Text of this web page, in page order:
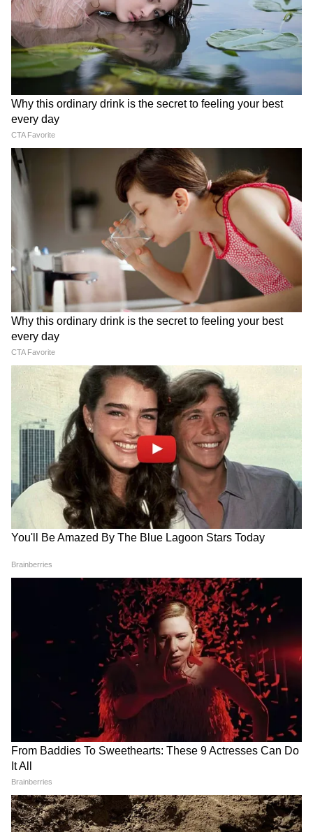
मुख्य संदेश: क्यों गुजरातवासियों ने इतना बड़ा योगदान
किया?
प्रधानमंत्री मोदी की विजनरी लीडरशिप और 24 साल के
सतत विकास कार्य का सम्मान।
आत्मनिर्भर भारत और स्वदेशी को बढ़ावा देने का जनता
में जागरूकता।
युवा, किसान और महिला शक्ति को देश के विकास में
जोड़ना।
स्वदेशी वस्तुओं को अपनाकर लोकल अर्थव्यवस्था और
रोजगार सृजन को सशक्त बनाना।
मुख्यमंत्री भूपेंद्र पटेल और सहकारिता मंत्री जगदीश
विश्वकर्मा ने सभी नागरिकों से आगामी त्योहारों में स्वदेशी
खरीदारी को प्राथमिकता देने और आत्मनिर्भर भारत में
अपना योगदान देने की अपील की। गुजरात के विकास
सप्ताह 2025 ने दिखाया कि जनता की सक्रिय भागीदारी
और जन आभार के माध्यम से प्रधानमंत्री मोदी के स्वदेशी
और आत्मनिर्भर भारत के सपने को वास्तविकता में बदला
जा सकता है। यह कार्यक्रम केवल समारोह नहीं, बल्कि
जन विश्वास, सेवा और समर्पण का प्रतीक बनकर सामने
आया।